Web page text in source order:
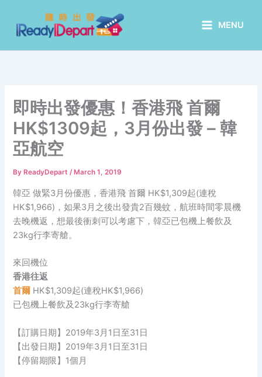
content
MENU
即時出發優惠！香港飛 首爾
HK$1309起，3月份出發 – 韓
亞航空
By ReadyDepart/ March 1, 2019
韓亞 做緊3月份優惠，香港飛 首爾 HK$1,309起(連稅
HK$1,966)，如果3月之後出發貴2百幾蚊，航班時間零晨機
去晚機返，想最後衝刺可以考慮下，韓亞已包機上餐飲及
23kg行李寄艙。
來回機位
香港往返
首爾 HK$1,309起(連稅HK$1,966)
已包機上餐飲及23kg行李寄艙
【訂購日期】2019年3月1日至31日
【出發日期】2019年3月1日至31日
【停留期限】1個月